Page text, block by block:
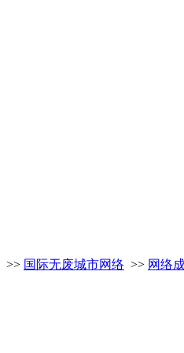
>> 国际无废城市网络 >> 网络